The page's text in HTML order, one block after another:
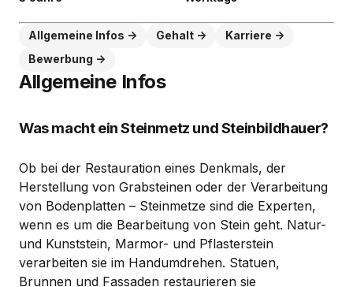
Allgemeine Infos Gehalt
Karriere
Bewerbung
Allgemeine Infos
Was macht ein Steinmetz und Steinbildhauer?
Ob bei der Restauration eines Denkmals, der
Herstellung von Grabsteinen oder der Verarbeitung
von Bodenplatten – Steinmetze sind die Experten,
wenn es um die Bearbeitung von Stein geht. Natur-
und Kunststein, Marmor- und Pflasterstein
verarbeiten sie im Handumdrehen. Statuen,
Brunnen und Fassaden restaurieren sie